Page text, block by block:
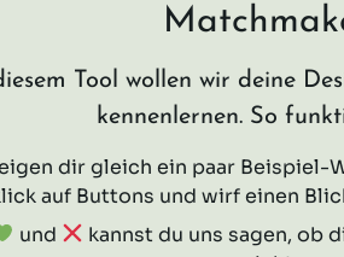
Tool wollen wir deine
kennenlernen. So
dir gleich ein paar Beispiel-
auf Buttons und wirf einen
und
kannst du uns sagen, ob